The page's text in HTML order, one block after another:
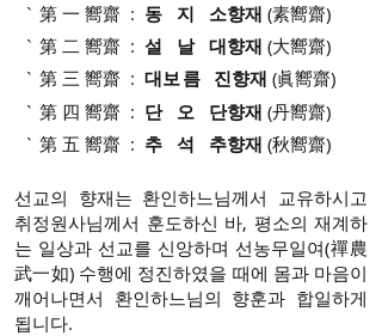
` 第 一 嚮齋 : 동 지 소향재 (素嚮齋)
` 第 二 嚮齋 : 설 날 대향재 (大嚮齋)
` 第 三 嚮齋 : 대보름 진향재 (眞嚮齋)
` 第 四 嚮齋 : 단 오 단향재 (丹嚮齋)
` 第 五 嚮齋 : 추 석 추향재 (秋嚮齋)
선교의 향재는 환인하느님께서 교유하시고
취정원사님께서 훈도하신 바, 평소의 재계하
는 일상과 선교를 신앙하며 선농무일여(禪農
武一如) 수행에 정진하였을 때에 몸과 마음이
깨어나면서 환인하느님의 향훈과 합일하게
됩니다.